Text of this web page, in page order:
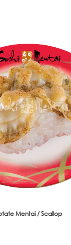
Mentai / Scallop